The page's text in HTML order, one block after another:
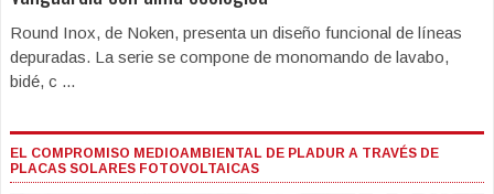
Round Inox, de Noken, presenta un diseño funcional de líneas
depuradas. La serie se compone de monomando de lavabo,
bidé, c ...
EL COMPROMISO MEDIOAMBIENTAL DE PLADUR A TRAVÉS DE
PLACAS SOLARES FOTOVOLTAICAS